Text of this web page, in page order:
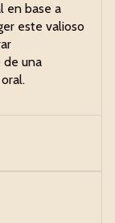
en base a
este valioso
de una